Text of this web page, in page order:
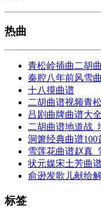
热曲
青松岭插曲二胡
秦腔八年前风雪
十八摸曲谱
二胡曲谱视频青
吕剧曲牌曲谱大
二胡曲谱地道战_
洞箫经典曲谱100
雪莲花曲谱赵真
状元媒宋土芳曲
俞逊发歌儿献给
标签